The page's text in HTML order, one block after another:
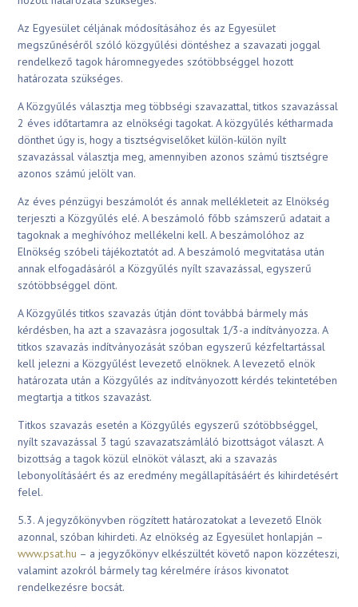
Az Egyesület céljának módosításához és az Egyesület
megszűnéséről szóló közgyűlési döntéshez a szavazati joggal
rendelkező tagok háromnegyedes szótöbbséggel hozott
határozata szükséges.
A Közgyűlés választja meg többségi szavazattal, titkos szavazással
2 éves időtartamra az elnökségi tagokat. A közgyűlés kétharmada
dönthet úgy is, hogy a tisztségviselőket külön-külön nyílt
szavazással választja meg, amennyiben azonos számú tisztségre
azonos számú jelölt van.
Az éves pénzügyi beszámolót és annak mellékleteit az Elnökség
terjeszti a Közgyűlés elé. A beszámoló főbb számszerű adatait a
tagoknak a meghívóhoz mellékelni kell. A beszámolóhoz az
Elnökség szóbeli tájékoztatót ad. A beszámoló megvitatása után
annak elfogadásáról a Közgyűlés nyílt szavazással, egyszerű
szótöbbséggel dönt.
A Közgyűlés titkos szavazás útján dönt továbbá bármely más
kérdésben, ha azt a szavazásra jogosultak 1/3-a indítványozza. A
titkos szavazás indítványozását szóban egyszerű kézfeltartással
kell jelezni a Közgyűlést levezető elnöknek. A levezető elnök
határozata után a Közgyűlés az indítványozott kérdés tekintetében
megtartja a titkos szavazást.
Titkos szavazás esetén a Közgyűlés egyszerű szótöbbséggel,
nyílt szavazással 3 tagú szavazatszámláló bizottságot választ. A
bizottság a tagok közül elnököt választ, aki a szavazás
lebonyolításáért és az eredmény megállapításáért és kihirdetésért
felel.
5.3. A jegyzőkönyvben rögzített határozatokat a levezető Elnök
azonnal, szóban kihirdeti. Az elnökség az Egyesület honlapján –
www.psat.hu – a jegyzőkönyv elkészültét követő napon közzéteszi,
valamint azokról bármely tag kérelmére írásos kivonatot
rendelkezésre bocsát.